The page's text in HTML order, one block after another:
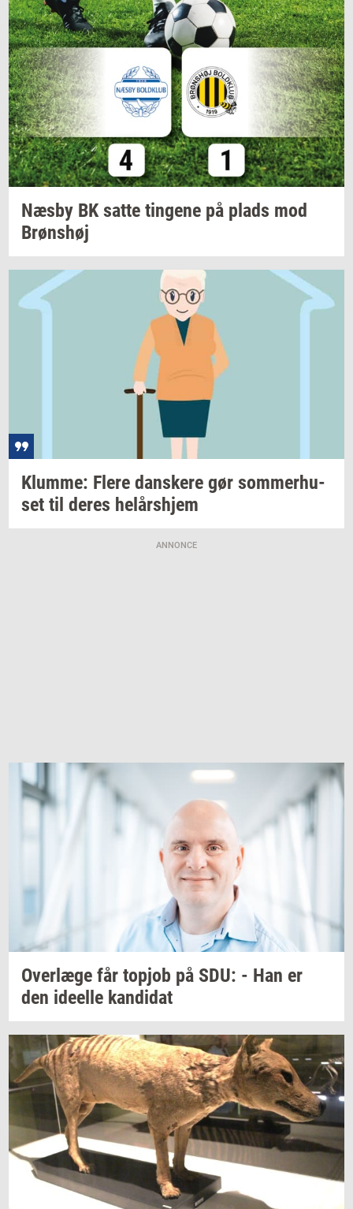
Næsby BK satte tin­ge­ne på plads mod
Brøns­høj
Klum­me: Flere dan­ske­re gør som­mer­hu­
set til deres helårs­hjem
ANNONCE
Over­læ­ge får topjob på SDU: - Han er
den ide­el­le kan­di­dat